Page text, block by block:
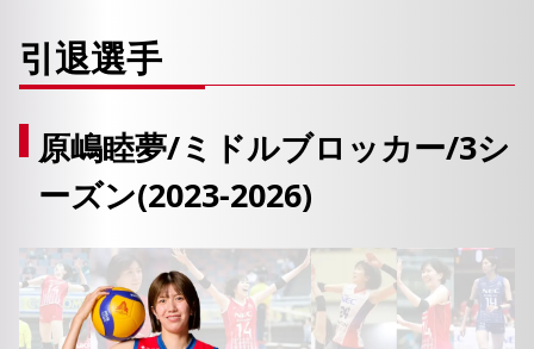
引退選手
原嶋睦夢/ミドルブロッカー/3シ
ーズン(2023-2026)